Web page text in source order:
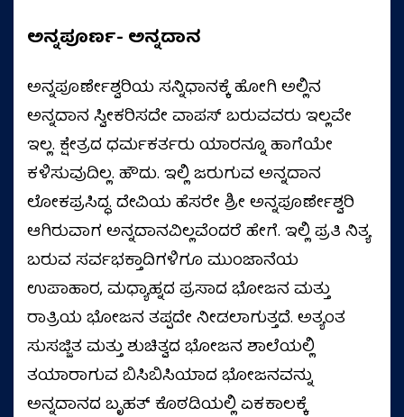
ಅನ್ನಪೂರ್ಣ- ಅನ್ನದಾನ
ಅನ್ನಪೂರ್ಣೇಶ್ವರಿಯ ಸನ್ನಿಧಾನಕ್ಕೆ ಹೋಗಿ ಅಲ್ಲಿನ
ಅನ್ನದಾನ ಸ್ವೀಕರಿಸದೇ ವಾಪಸ್ ಬರುವವರು ಇಲ್ಲವೇ
ಇಲ್ಲ. ಕ್ಷೇತ್ರದ ಧರ್ಮಕರ್ತರು ಯಾರನ್ನೂ ಹಾಗೆಯೇ
ಕಳಿಸುವುದಿಲ್ಲ. ಹೌದು. ಇಲ್ಲಿ ಜರುಗುವ ಅನ್ನದಾನ
ಲೋಕಪ್ರಸಿದ್ಧ. ದೇವಿಯ ಹೆಸರೇ ಶ್ರೀ ಅನ್ನಪೂರ್ಣೇಶ್ವರಿ
ಆಗಿರುವಾಗ ಅನ್ನದಾನವಿಲ್ಲವೆಂದರೆ ಹೇಗೆ. ಇಲ್ಲಿ ಪ್ರತಿ ನಿತ್ಯ
ಬರುವ ಸರ್ವಭಕ್ತಾದಿಗಳಿಗೂ ಮುಂಜಾನೆಯ
ಉಪಾಹಾರ, ಮಧ್ಯಾಹ್ನದ ಪ್ರಸಾದ ಭೋಜನ ಮತ್ತು
ರಾತ್ರಿಯ ಭೋಜನ ತಪ್ಪದೇ ನೀಡಲಾಗುತ್ತದೆ. ಅತ್ಯಂತ
ಸುಸಜ್ಜಿತ ಮತ್ತು ಶುಚಿತ್ವದ ಭೋಜನ ಶಾಲೆಯಲ್ಲಿ
ತಯಾರಾಗುವ ಬಿಸಿಬಿಸಿಯಾದ ಭೋಜನವನ್ನು
ಅನ್ನದಾನದ ಬೃಹತ್ ಕೊಠಡಿಯಲ್ಲಿ ಏಕಕಾಲಕ್ಕೆ